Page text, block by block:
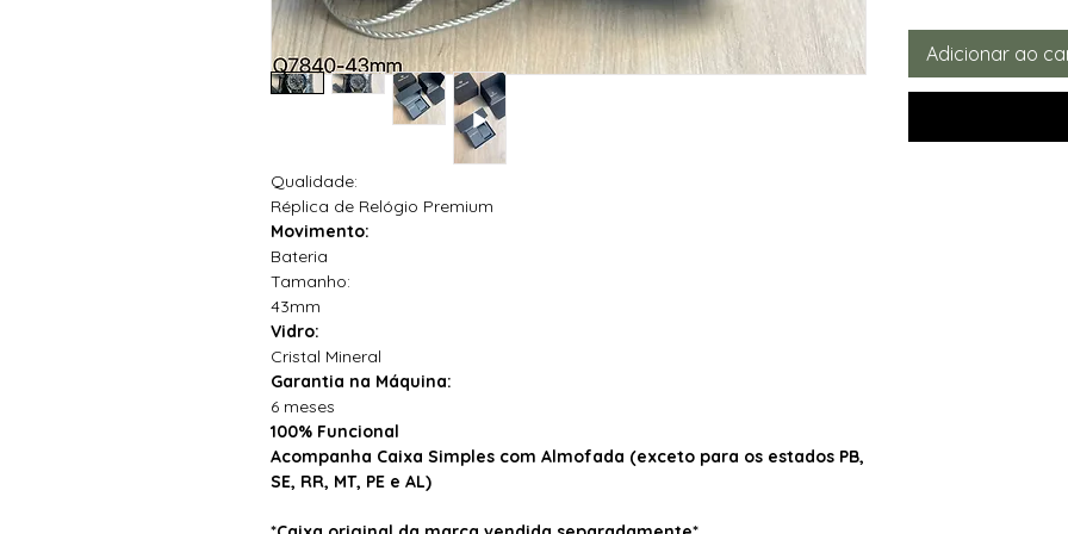
Qualidade:
Réplica de Relógio Premium
Movimento:
Bateria
Tamanho:
43mm
Vidro:
Cristal Mineral
Garantia na Máquina:
6 meses
100% Funcional
Acompanha Caixa Simples com Almofada (exceto para os estados PB,
SE, RR, MT, PE e AL)
Adicionar ao